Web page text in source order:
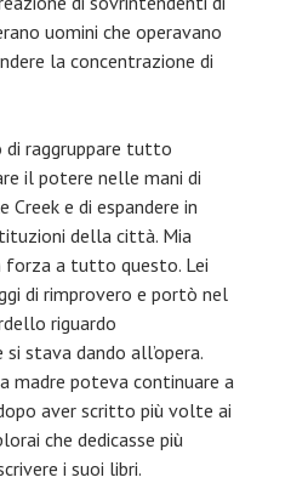
uomini che operavano
la concentrazione di
raggruppare tutto
il potere nelle mani di
e di espandere in
della città. Mia
forza a tutto questo. Lei
di rimprovero e portò nel
riguardo
stava dando all’opera.
madre poteva continuare a
aver scritto più volte ai
che dedicasse più
i suoi libri.